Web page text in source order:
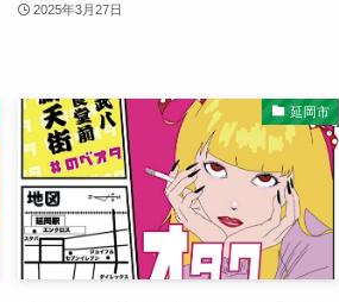
2025年3月27日
延岡市